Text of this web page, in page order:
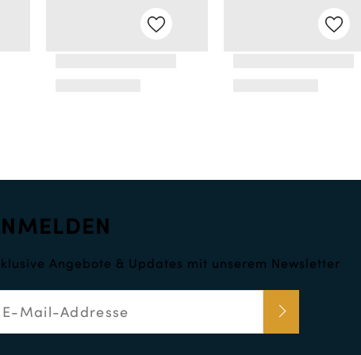
Angebote & Updates mit unserem Newsletter